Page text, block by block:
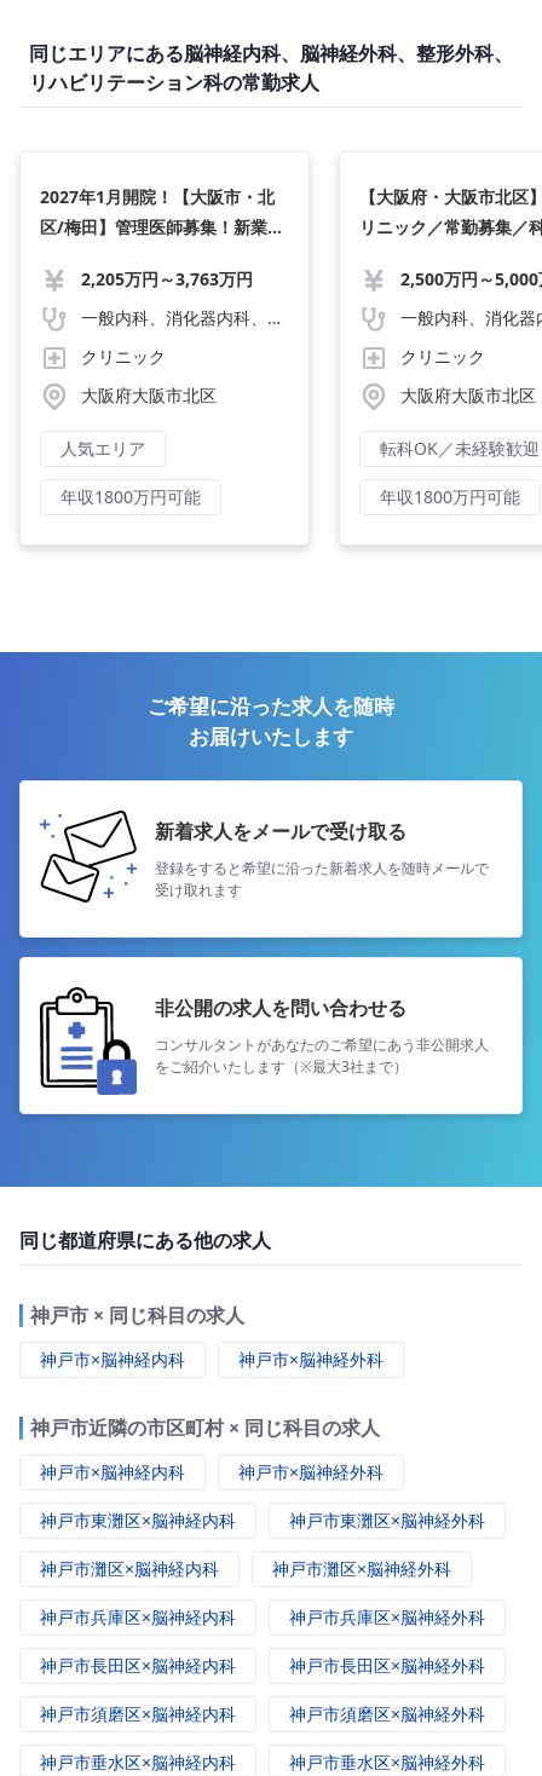
同じエリアにある脳神経内科、脳神経外科、整形外科、
リハビリテーション科の常勤求人
2027年1月開院！【大阪市・北
区/梅田】管理医師募集！新業態
収3,700万円以上の提示も！/週
3.5日〜勤務可/美容経験者歓迎
2,205万円～3,763万円
一般内科、消化器内科、循環器内科、呼吸器内科、血液内科、心療内科、脳神経内科、内分泌内科、老人内科、一般外科、消化器外科、心臓外科、呼吸器外科、脳神経外科、整形外科、形成外科、リハビリテーション科、小児科、産婦人科、婦人科、精神科、眼科、耳鼻咽喉科、皮膚科、泌尿器科、放射線科、人工透析、麻酔科、美容外科、人間ドック・検診、その他
クリニック
大阪府大阪市北区
人気エリア
年収1800万円可能
【大阪府・大阪市北区
リニック／常勤募集／
2,500万円スタート／
イン・将来年収1億円
せる環境
2,500万円～
クリニック
大阪府大阪市北区
転科OK／未経験歓迎
年収1800万円可能
ご希望に沿った求人を随時
お届けいたします
新着求人をメールで受け取る
登録をすると希望に沿った新着求人を随時メールで
受け取れます
非公開の求人を問い合わせる
コンサルタントがあなたのご希望にあう非公開求人
をご紹介いたします（※最大3社まで）
同じ都道府県にある他の求人
神戸市 × 同じ科目の求人
神戸市×脳神経内科 神戸市×脳神経外科
神戸市近隣の市区町村 × 同じ科目の求人
神戸市×脳神経内科 神戸市×脳神経外科
神戸市東灘区×脳神経内科 神戸市東灘区×脳神経外科
神戸市灘区×脳神経内科 神戸市灘区×脳神経外科
神戸市兵庫区×脳神経内科 神戸市兵庫区×脳神経外科
神戸市長田区×脳神経内科 神戸市長田区×脳神経外科
神戸市須磨区×脳神経内科 神戸市須磨区×脳神経外科
神戸市垂水区×脳神経内科 神戸市垂水区×脳神経外科